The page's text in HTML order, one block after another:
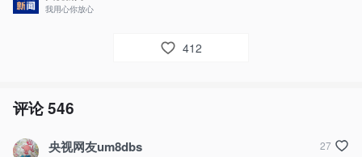
我用心你放心
412
评论546
央视网友um8dbs 27